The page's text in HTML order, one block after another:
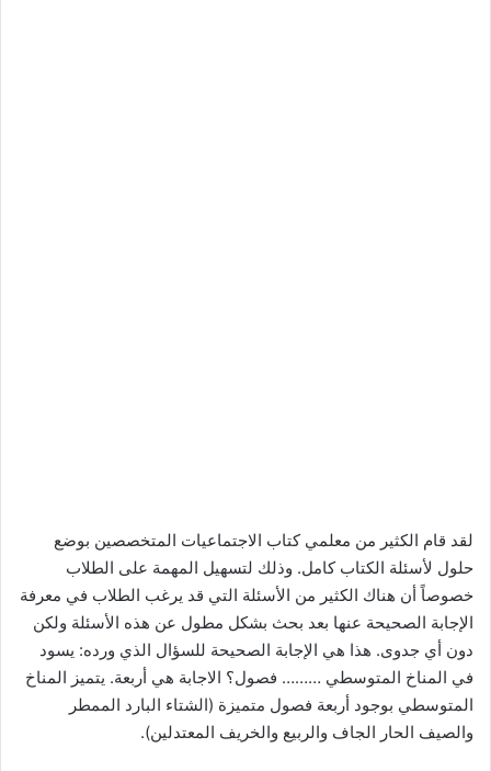
لقد قام الكثير من معلمي كتاب الاجتماعيات المتخصصين بوضع
حلول لأسئلة الكتاب كامل. وذلك لتسهيل المهمة على الطلاب
خصوصاً أن هناك الكثير من الأسئلة التي قد يرغب الطلاب في معرفة
الإجابة الصحيحة عنها بعد بحث بشكل مطول عن هذه الأسئلة ولكن
دون أي جدوى. هذا هي الإجابة الصحيحة للسؤال الذي ورده: يسود
في المناخ المتوسطي ……… فصول؟ الاجابة هي أربعة. يتميز المناخ
المتوسطي بوجود أربعة فصول متميزة (الشتاء البارد الممطر
والصيف الحار الجاف والربيع والخريف المعتدلين).